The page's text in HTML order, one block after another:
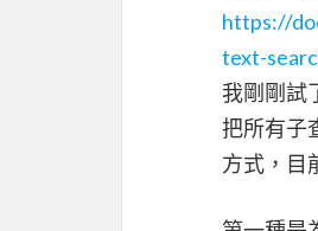
https://
text-
我剛剛試
把所有子
方式，目